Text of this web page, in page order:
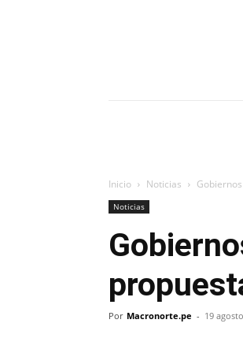
Inicio Noticias
Noticias
Por Macronorte.pe - 19